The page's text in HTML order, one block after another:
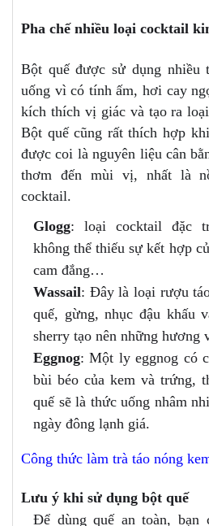
Pha chế nhiều loại cocktail
Bột quế được sử dụng nhiều
uống vì có tính ấm, hơi cay
kích thích vị giác và tạo ra
Bột quế cũng rất thích hợp
được coi là nguyên liệu cân
thơm đến mùi vị, nhất là
cocktail.
Glogg: loại cocktail đặc
không thể thiếu sự kết hợp
cam đắng…
Wassail: Đây là loại rượu
quế, gừng, nhục đậu khấu
sherry tạo nên những hương
Eggnog: Một ly eggnog có
bùi béo của kem và trứng,
quế sẽ là thức uống nhâm
ngày đông lạnh giá.
Công thức làm trà táo nóng
Lưu ý khi sử dụng bột quế
Để dùng quế an toàn, bạn